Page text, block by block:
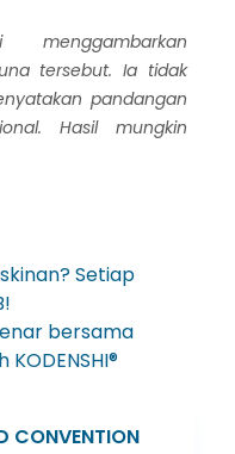
tersebut. Ia tidak
pandangan
Hasil mungkin
Setiap
bersama
KODENSHI®
CONVENTION